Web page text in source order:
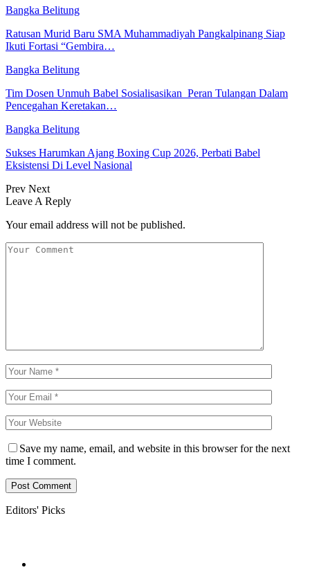
Bangka Belitung
Ratusan Murid Baru SMA Muhammadiyah Pangkalpinang Siap
Ikuti Fortasi “Gembira…
Bangka Belitung
Tim Dosen Unmuh Babel Sosialisasikan Peran Tulangan Dalam
Pencegahan Keretakan…
Bangka Belitung
Sukses Harumkan Ajang Boxing Cup 2026, Perbati Babel
Eksistensi Di Level Nasional
Prev Next
Leave A Reply
Your email address will not be published.
Save my name, email, and website in this browser for the next
time I comment.
Editors' Picks